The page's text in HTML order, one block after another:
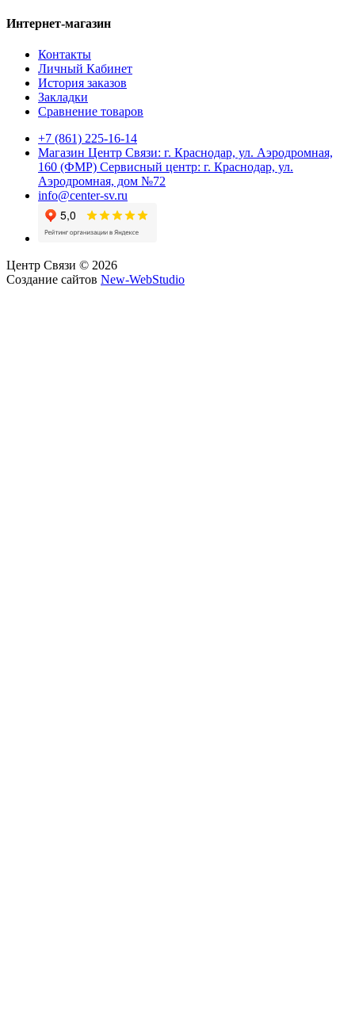
Интернет-магазин
Контакты
Личный Кабинет
История заказов
Закладки
Сравнение товаров
+7 (861) 225-16-14
Магазин Центр Связи: г. Краснодар, ул. Аэродромная,
160 (ФМР) Сервисный центр: г. Краснодар, ул.
Аэродромная, дом №72
info@center-sv.ru
Центр Связи © 2026
Создание сайтов New-WebStudio